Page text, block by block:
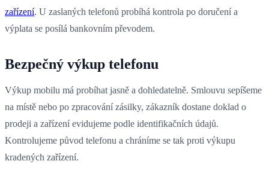
zařízení. U zaslaných telefonů probíhá kontrola po doručení a
výplata se posílá bankovním převodem.
Bezpečný výkup telefonu
Výkup mobilu má probíhat jasně a dohledatelně. Smlouvu sepíšeme
na místě nebo po zpracování zásilky, zákazník dostane doklad o
prodeji a zařízení evidujeme podle identifikačních údajů.
Kontrolujeme původ telefonu a chráníme se tak proti výkupu
kradených zařízení.